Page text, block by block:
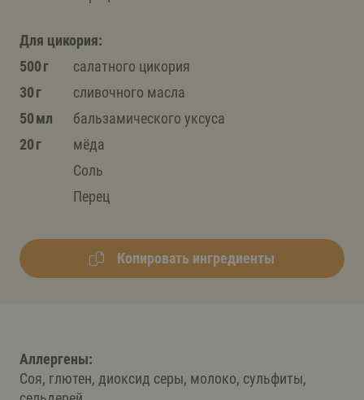
Для цикория:
500 г
салатного цикория
30 г
сливочного масла
50 мл
бальзамического уксуса
20 г
мёда
Соль
Перец
Копировать ингредиенты
Аллергены:
Соя, глютен, диоксид серы, молоко, сульфиты,